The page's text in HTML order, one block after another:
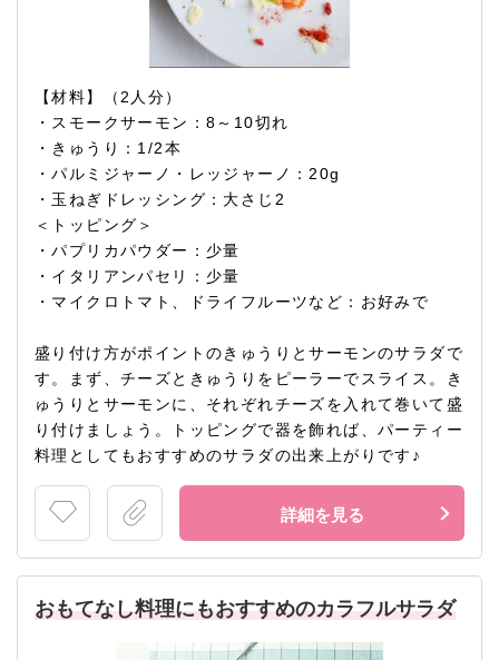
【材料】（2人分）
・スモークサーモン：8～10切れ
・きゅうり：1/2本
・パルミジャーノ・レッジャーノ：20g
・玉ねぎドレッシング：大さじ2
＜トッピング＞
・パプリカパウダー：少量
・イタリアンパセリ：少量
・マイクロトマト、ドライフルーツなど：お好みで
盛り付け方がポイントのきゅうりとサーモンのサラダで
す。まず、チーズときゅうりをピーラーでスライス。き
ゅうりとサーモンに、それぞれチーズを入れて巻いて盛
り付けましょう。トッピングで器を飾れば、パーティー
料理としてもおすすめのサラダの出来上がりです♪
詳細を見る
おもてなし料理にもおすすめのカラフルサラダ